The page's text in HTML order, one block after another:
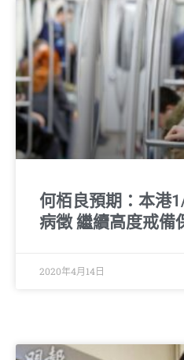
何栢良預期：本港
病徵 繼續高度戒備
2020年4月14日